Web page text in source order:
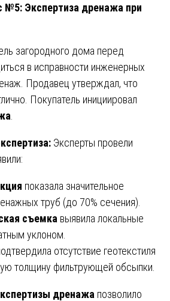
№5: Экспертиза дренажа при
загородного дома перед
в исправности инженерных
Продавец утверждал, что
Покупатель инициировал
Эксперты провели
показала значительное
труб (до 70% сечения).
съемка выявила локальные
уклоном.
отсутствие геотекстиля
толщину фильтрующей обсыпки.
дренажа позволило